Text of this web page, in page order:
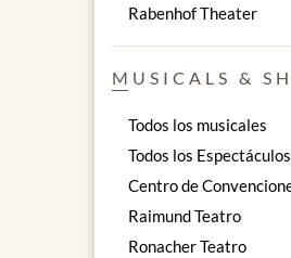
Rabenhof Theater
MUSICALS &
Todos los musicales
Todos los Espectáculos
Centro de
Raimund Teatro
Ronacher Teatro